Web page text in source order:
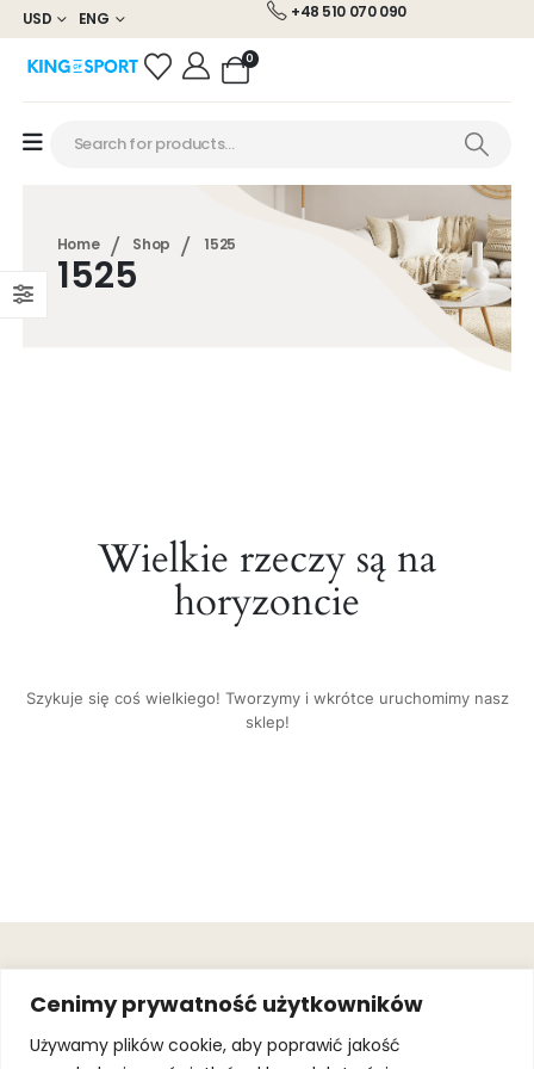
Cenimy prywatność użytkowników
Używamy plików cookie, aby poprawić jakość
USD ENG +48 510 070 090
0
Home Shop 1525
1525
Wielkie rzeczy są na
horyzoncie
Szykuje się coś wielkiego! Tworzymy i wkrótce uruchomimy nasz
sklep!
+48 510 070
JOIN OUR
MAILING
OBSŁUGA
KLIENTA
Gwarancja
.
.